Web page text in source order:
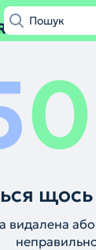
0
щось
видалена